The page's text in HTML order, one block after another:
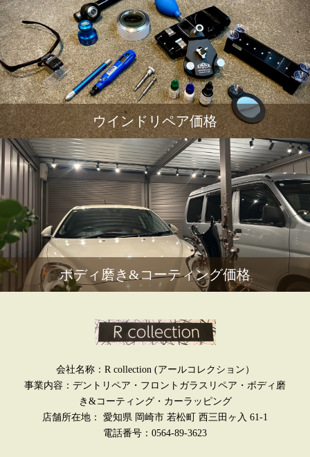
ウインドリペア価格
ボディ磨き&コーティング価格
会社名称：R collection (アールコレクション）
事業内容：デントリペア・フロントガラスリペア・ボディ磨
き&コーティング・カーラッピング
店舗所在地： 愛知県 岡崎市 若松町 西三田ヶ入 61-1
電話番号：0564-89-3623